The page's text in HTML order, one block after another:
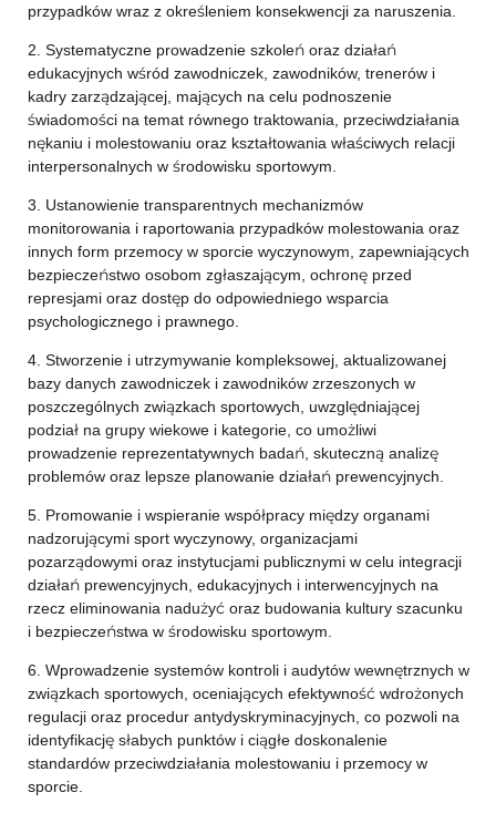
przypadków wraz z określeniem konsekwencji za naruszenia.
2. Systematyczne prowadzenie szkoleń oraz działań
edukacyjnych wśród zawodniczek, zawodników, trenerów i
kadry zarządzającej, mających na celu podnoszenie
świadomości na temat równego traktowania, przeciwdziałania
nękaniu i molestowaniu oraz kształtowania właściwych relacji
interpersonalnych w środowisku sportowym.
3. Ustanowienie transparentnych mechanizmów
monitorowania i raportowania przypadków molestowania oraz
innych form przemocy w sporcie wyczynowym, zapewniających
bezpieczeństwo osobom zgłaszającym, ochronę przed
represjami oraz dostęp do odpowiedniego wsparcia
psychologicznego i prawnego.
4. Stworzenie i utrzymywanie kompleksowej, aktualizowanej
bazy danych zawodniczek i zawodników zrzeszonych w
poszczególnych związkach sportowych, uwzględniającej
podział na grupy wiekowe i kategorie, co umożliwi
prowadzenie reprezentatywnych badań, skuteczną analizę
problemów oraz lepsze planowanie działań prewencyjnych.
5. Promowanie i wspieranie współpracy między organami
nadzorującymi sport wyczynowy, organizacjami
pozarządowymi oraz instytucjami publicznymi w celu integracji
działań prewencyjnych, edukacyjnych i interwencyjnych na
rzecz eliminowania nadużyć oraz budowania kultury szacunku
i bezpieczeństwa w środowisku sportowym.
6. Wprowadzenie systemów kontroli i audytów wewnętrznych w
związkach sportowych, oceniających efektywność wdrożonych
regulacji oraz procedur antydyskryminacyjnych, co pozwoli na
identyfikację słabych punktów i ciągłe doskonalenie
standardów przeciwdziałania molestowaniu i przemocy w
sporcie.